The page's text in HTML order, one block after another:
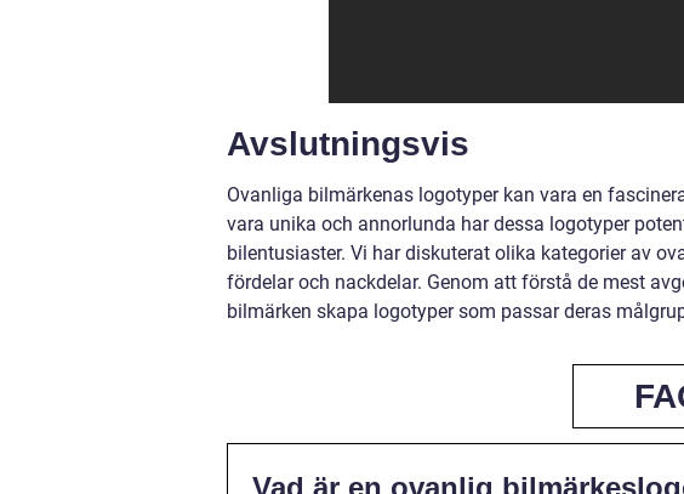
Avslutningsvis
Ovanliga bilmärkenas logotyper kan vara en
vara unika och annorlunda har dessa logotyper
bilentusiaster. Vi har diskuterat olika kategorier av
fördelar och nackdelar. Genom att förstå de mest
bilmärken skapa logotyper som passar deras